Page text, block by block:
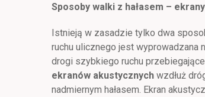
Sposoby walki z hałasem –
Istnieją w zasadzie tylko dwa
ruchu ulicznego jest wyprowadzana
drogi szybkiego ruchu
ekranów akustycznych wzdłuż
nadmiernym hałasem. Ekran